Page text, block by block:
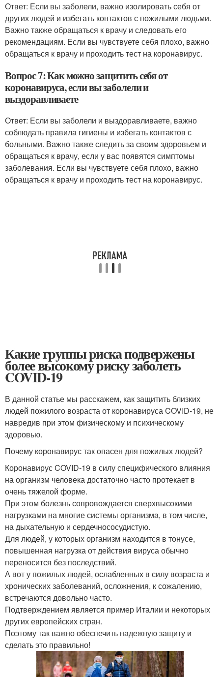
Ответ: Если вы заболели, важно изолировать себя от
других людей и избегать контактов с пожилыми людьми.
Важно также обращаться к врачу и следовать его
рекомендациям. Если вы чувствуете себя плохо, важно
обращаться к врачу и проходить тест на коронавирус.
Вопрос 7: Как можно защитить себя от
коронавируса, если вы заболели и
выздоравливаете
Ответ: Если вы заболели и выздоравливаете, важно
соблюдать правила гигиены и избегать контактов с
больными. Важно также следить за своим здоровьем и
обращаться к врачу, если у вас появятся симптомы
заболевания. Если вы чувствуете себя плохо, важно
обращаться к врачу и проходить тест на коронавирус.
Какие группы риска подвержены
более высокому риску заболеть
COVID-19
В данной статье мы расскажем, как защитить близких
людей пожилого возраста от коронавируса COVID-19, не
навредив при этом физическому и психическому
здоровью.
Почему коронавирус так опасен для пожилых людей?
Коронавирус COVID-19 в силу специфического влияния
на организм человека достаточно часто протекает в
очень тяжелой форме.
При этом болезнь сопровождается сверхвысокими
нагрузками на многие системы организма, в том числе,
на дыхательную и сердечнососудистую.
Для людей, у которых организм находится в тонусе,
повышенная нагрузка от действия вируса обычно
переносится без последствий.
А вот у пожилых людей, ослабленных в силу возраста и
хронических заболеваний, осложнения, к сожалению,
встречаются довольно часто.
Подтверждением является пример Италии и некоторых
других европейских стран.
Поэтому так важно обеспечить надежную защиту и
сделать это правильно!